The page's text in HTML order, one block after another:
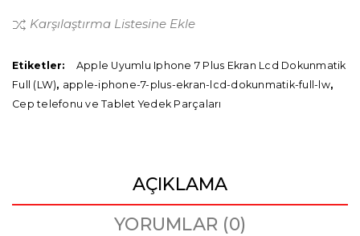
Karşılaştırma Listesine Ekle
Etiketler:
Apple Uyumlu Iphone 7 Plus Ekran Lcd Dokunmatik
Full (LW), apple-iphone-7-plus-ekran-lcd-dokunmatik-full-lw,
Cep telefonu ve Tablet Yedek Parçaları
AÇIKLAMA
YORUMLAR (0)